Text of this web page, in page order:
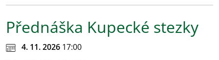
Přednáška Kupecké stezky
4. 11. 2026 17:00